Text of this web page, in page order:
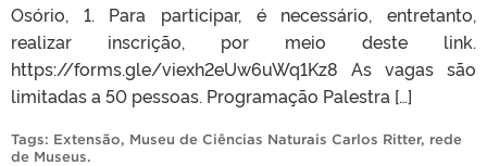
Osório, 1. Para participar, é necessário, entretanto,
realizar inscrição, por meio deste link.
https://forms.gle/viexh2eUw6uWq1Kz8 As vagas são
limitadas a 50 pessoas. Programação Palestra […]
Tags: Extensão, Museu de Ciências Naturais Carlos Ritter, rede
de Museus.